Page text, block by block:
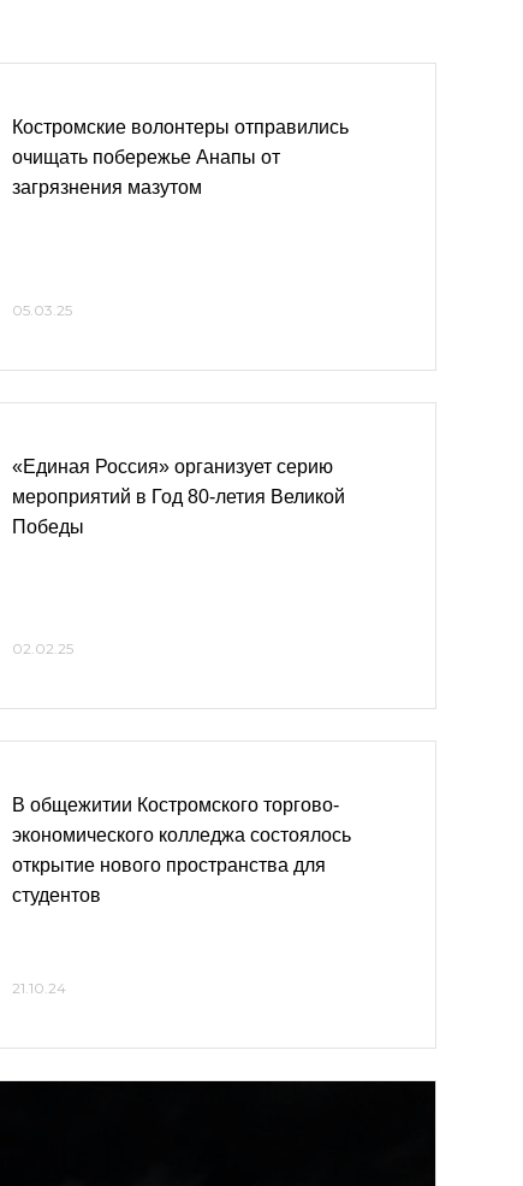
Костромские волонтеры отправились
очищать побережье Анапы от
загрязнения мазутом
05.03.25
«Единая Россия» организует серию
мероприятий в Год 80-летия Великой
Победы
02.02.25
В общежитии Костромского торгово-
экономического колледжа состоялось
открытие нового пространства для
студентов
21.10.24